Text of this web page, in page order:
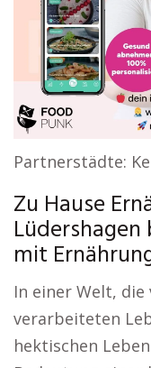
Partnerstädte:
Zu Hause
mit
In einer Welt,
verarbeiteten
hektischen